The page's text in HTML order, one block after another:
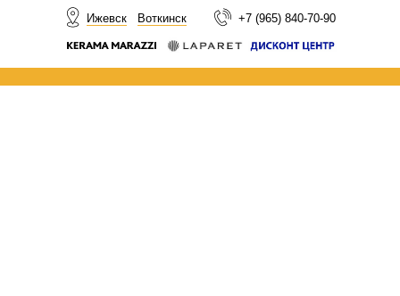
+7 (965) 840-70-90
Ижевск Воткинск